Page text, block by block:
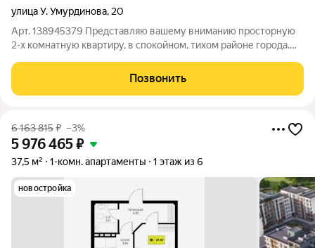
улица У. Умурдинова, 20
Арт. 138945379 Представляю вашему вниманию просторную
2-х комнатную квартиру, в спокойном, тихом районе города.
отопление, котел. Преимущество этажа: 3 этаж-это всегда
ликвидный этаж, легко
Позвонить
6 163 815₽ –3%
5 976 465₽
37,5 м² 1-комн. апартаменты 1 этаж из 6
новостройка